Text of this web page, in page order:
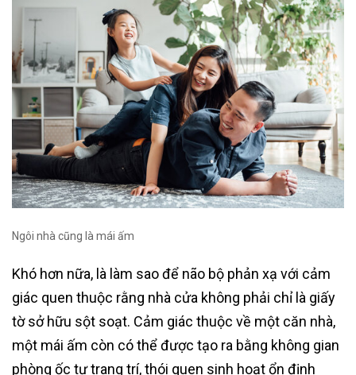
Ngôi nhà cũng là mái ấm
Khó hơn nữa, là làm sao để não bộ phản xạ với cảm
giác quen thuộc rằng nhà cửa không phải chỉ là giấy
tờ sở hữu sột soạt. Cảm giác thuộc về một căn nhà,
một mái ấm còn có thể được tạo ra bằng không gian
phòng ốc tự trang trí, thói quen sinh hoạt ổn định